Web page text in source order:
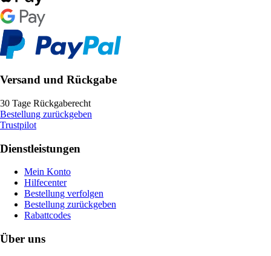
Versand und Rückgabe
30 Tage Rückgaberecht
Bestellung zurückgeben
Trustpilot
Dienstleistungen
Mein Konto
Hilfecenter
Bestellung verfolgen
Bestellung zurückgeben
Rabattcodes
Über uns